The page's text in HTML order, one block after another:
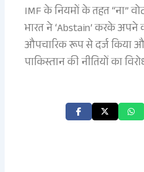
IMF के नियमों के तहत “ना”
भारत ने ‘Abstain’ करके अपने
औपचारिक रूप से दर्ज किया
पाकिस्तान की नीतियों का